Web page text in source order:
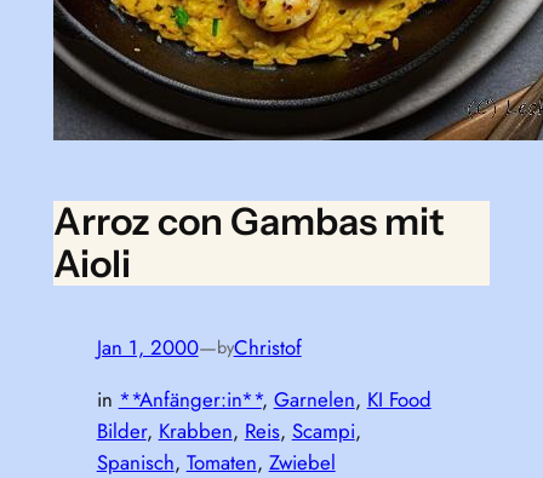
Arroz con Gambas mit
Aioli
Jan 1, 2000—byChristof
in **Anfänger:in**, Garnelen, KI Food
Bilder, Krabben, Reis, Scampi
Spanisch, Tomaten, Zwiebel